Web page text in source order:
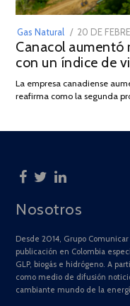
Gas Natural
POSTED
ON
20 DE
Canacol aumentó
con un índice de
La empresa canadiense
reafirma como la segunda
Nosotros
Desde 2014, Grupo
publicación en Colombia
GLP, biogás e hidrógeno. A
como medio de difusión
cambiante mundo de la